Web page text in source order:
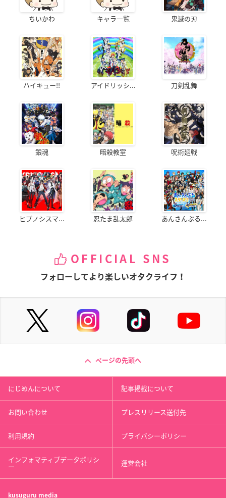
ちいかわ キャラ一覧 鬼滅の刃
ハイキュー!! アイドリッシ... 刀剣乱舞
銀魂 暗殺教室 呪術廻戦
ヒプノシスマ... 忍たま乱太郎 あんさんぶる...
OFFICIAL SNS
フォローしてより楽しいオタクライフ！
ページの先頭へ
にじめんについて 記事掲載について
お問い合わせ プレスリリース送付先
利用規約 プライバシーポリシー
インフォマティブデータポリシ
ー 運営会社
kusuguru media